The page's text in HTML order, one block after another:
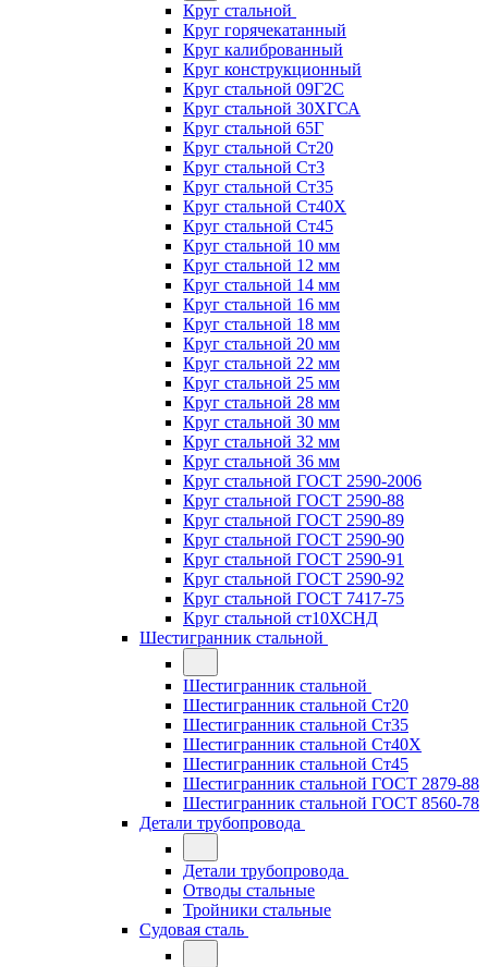
Круг стальной
Круг горячекатанный
Круг калиброванный
Круг конструкционный
Круг стальной 09Г2С
Круг стальной 30ХГСА
Круг стальной 65Г
Круг стальной Ст20
Круг стальной Ст3
Круг стальной Ст35
Круг стальной Ст40Х
Круг стальной Ст45
Круг стальной 10 мм
Круг стальной 12 мм
Круг стальной 14 мм
Круг стальной 16 мм
Круг стальной 18 мм
Круг стальной 20 мм
Круг стальной 22 мм
Круг стальной 25 мм
Круг стальной 28 мм
Круг стальной 30 мм
Круг стальной 32 мм
Круг стальной 36 мм
Круг стальной ГОСТ 2590-2006
Круг стальной ГОСТ 2590-88
Круг стальной ГОСТ 2590-89
Круг стальной ГОСТ 2590-90
Круг стальной ГОСТ 2590-91
Круг стальной ГОСТ 2590-92
Круг стальной ГОСТ 7417-75
Круг стальной ст10ХСНД
Шестигранник стальной
Шестигранник стальной
Шестигранник стальной Ст20
Шестигранник стальной Ст35
Шестигранник стальной Ст40Х
Шестигранник стальной Ст45
Шестигранник стальной ГОСТ 2879-88
Шестигранник стальной ГОСТ 8560-78
Детали трубопровода
Детали трубопровода
Отводы стальные
Тройники стальные
Судовая сталь